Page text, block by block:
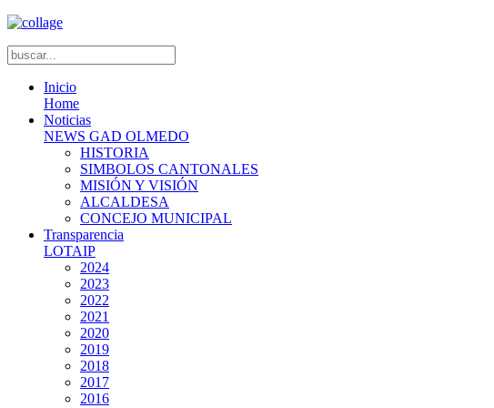
Inicio
Home
Noticias
NEWS GAD OLMEDO
HISTORIA
SIMBOLOS CANTONALES
MISIÓN Y VISIÓN
ALCALDESA
CONCEJO MUNICIPAL
Transparencia
LOTAIP
2024
2023
2022
2021
2020
2019
2018
2017
2016